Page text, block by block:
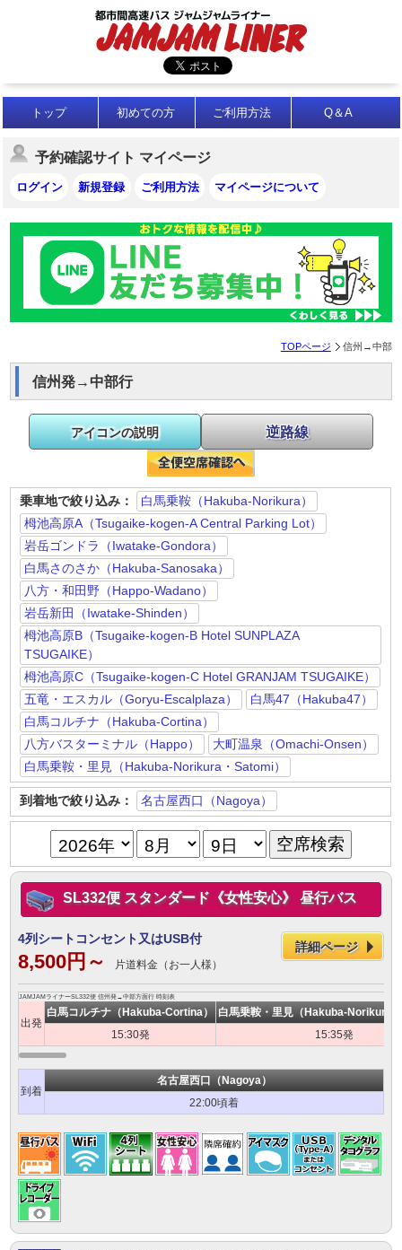
トップ 初めての方 ご利用方法 Q＆A
予約確認サイト マイページ
ログイン 新規登録 ご利用方法 マイページについて
TOPページ 信州→中部
信州発→中部行
乗車地で絞り込み：
白馬乗鞍（Hakuba-Norikura）
栂池高原A（Tsugaike-kogen-A Central Parking Lot）
岩岳ゴンドラ（Iwatake-Gondora）
白馬さのさか（Hakuba-Sanosaka）
八方・和田野（Happo-Wadano）
岩岳新田（Iwatake-Shinden）
栂池高原B（Tsugaike-kogen-B Hotel SUNPLAZA
TSUGAIKE）
栂池高原C（Tsugaike-kogen-C Hotel GRANJAM TSUGAIKE）
五竜・エスカル（Goryu-Escalplaza）
白馬47（Hakuba47）
白馬コルチナ（Hakuba-Cortina）
八方バスターミナル（Happo）
大町温泉（Omachi-Onsen）
白馬乗鞍・里見（Hakuba-Norikura・Satomi）
到着地で絞り込み： 名古屋西口（Nagoya）
アイコンの説明 逆路線
SL332便 スタンダード《女性安心》 昼行バス
4列シートコンセント又はUSB付
8,500円～ 片道料金（お一人様）
詳細ページ
JAMJAMライナーSL332便 信州発→中部方面行 時刻表
出発
白馬コルチナ（Hakuba-Cortina）
白馬乗鞍・里見（Hakuba-Norikura
15:30発
15:35発
到着
名古屋西口（Nagoya）
22:00頃着